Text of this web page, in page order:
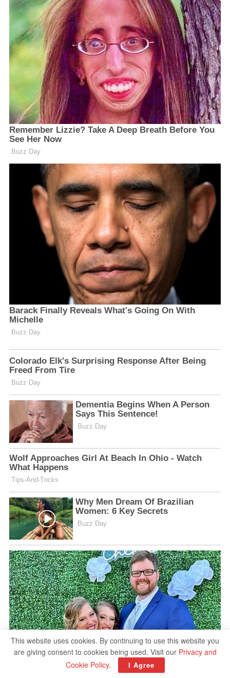
This website uses cookies. By continuing to use this website you
are giving consent to cookies being used. Visit our Privacy and
Cookie Policy. I Agree